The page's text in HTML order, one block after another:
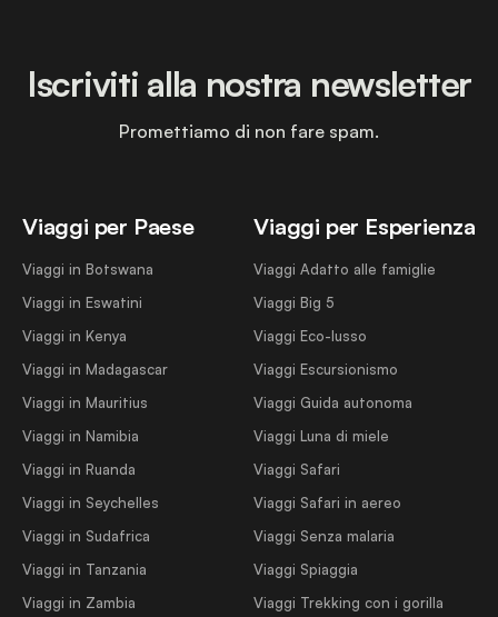
Viaggi per Paese
Viaggi in Botswana
Viaggi in Eswatini
Viaggi in Kenya
Viaggi in Madagascar
Viaggi in Mauritius
Viaggi in Namibia
Viaggi in Ruanda
Viaggi in Seychelles
Viaggi in Sudafrica
Viaggi in Tanzania
Viaggi in Zambia
Viaggi per Esperienza
Viaggi Adatto alle famiglie
Viaggi Big 5
Viaggi Eco-lusso
Viaggi Escursionismo
Viaggi Guida autonoma
Viaggi Luna di miele
Viaggi Safari
Viaggi Safari in aereo
Viaggi Senza malaria
Viaggi Spiaggia
Viaggi Trekking con i gorilla
Iscriviti alla nostra newsletter
Promettiamo di non fare spam.